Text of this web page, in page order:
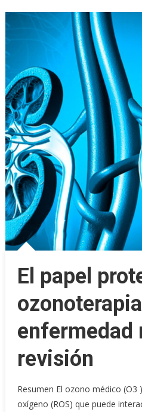
El papel
enfermedad
revisión
Resumen El ozono médico (O3
oxígeno (ROS) que puede